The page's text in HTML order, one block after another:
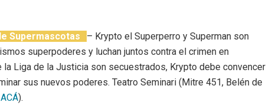
Supermascotas
– Krypto el Superperro y Superman son
superpoderes y luchan juntos contra el crimen en
Liga de la Justicia son secuestrados, Krypto debe convencer
sus nuevos poderes. Teatro Seminari (Mitre 451, Belén de
).